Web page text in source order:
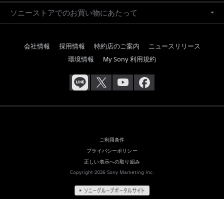
ソニーストアでのお買い物にあたって
会社情報 採用情報 特約店のご案内
ニュースリリース
環境情報
My Sony 利用規約
ご利用条件
プライバシーポリシー
正しい表示への取り組み
Copyright 2026 Sony Marketing Inc.